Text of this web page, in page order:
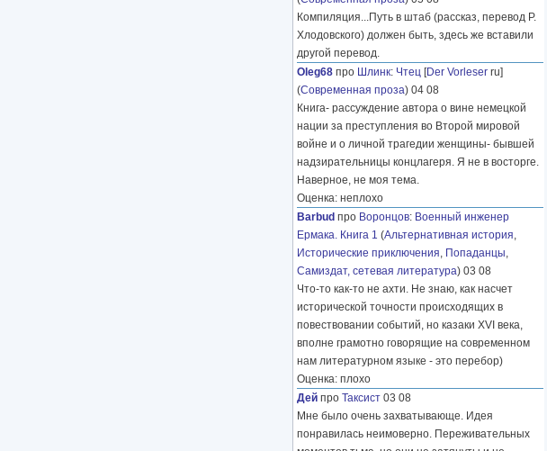
Компиляция...Путь в штаб (рассказ, перевод Р.
Хлодовского) должен быть, здесь же вставили
другой перевод.
Oleg68 про Шлинк: Чтец [Der Vorleser ru]
(Современная проза) 04 08
Книга- рассуждение автора о вине немецкой
нации за преступления во Второй мировой
войне и о личной трагедии женщины- бывшей
надзирательницы концлагеря. Я не в восторге.
Наверное, не моя тема.
Оценка: неплохо
Barbud про Воронцов: Военный инженер
Ермака. Книга 1 (Альтернативная история,
Исторические приключения, Попаданцы,
Самиздат, сетевая литература) 03 08
Что-то как-то не ахти. Не знаю, как насчет
исторической точности происходящих в
повествовании событий, но казаки XVI века,
вполне грамотно говорящие на современном
нам литературном языке - это перебор)
Оценка: плохо
Дей про Таксист 03 08
Мне было очень захватывающе. Идея
понравилась неимоверно. Переживательных